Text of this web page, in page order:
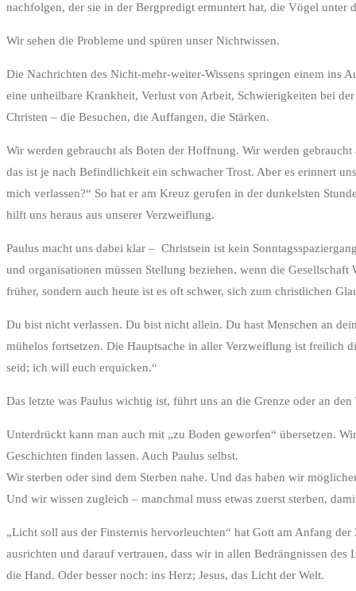
nachfolgen, der sie in der Bergpredigt ermuntert hat, die Vögel
Wir sehen die Probleme und spüren unser Nichtwissen.
Die Nachrichten des Nicht-mehr-weiter-Wissens springen einem ins
eine unheilbare Krankheit, Verlust von Arbeit, Schwierigkeiten bei
Christen – die Besuchen, die Auffangen, die Stärken.
Wir werden gebraucht als Boten der Hoffnung. Wir werden
das ist je nach Befindlichkeit ein schwacher Trost. Aber es erinnert
mich verlassen?“ So hat er am Kreuz gerufen in der dunkelsten
hilft uns heraus aus unserer Verzweiflung.
Paulus macht uns dabei klar – Christsein ist kein
und organisationen müssen Stellung beziehen, wenn die
früher, sondern auch heute ist es oft schwer, sich zum christlichen
Du bist nicht verlassen. Du bist nicht allein. Du hast Menschen an
mühelos fortsetzen. Die Hauptsache in aller Verzweiflung ist freilich
seid; ich will euch erquicken.“
Das letzte was Paulus wichtig ist, führt uns an die Grenze oder an
Unterdrückt kann man auch mit „zu Boden geworfen“ übersetzen.
Geschichten finden lassen. Auch Paulus selbst.
Wir sterben oder sind dem Sterben nahe. Und das haben wir
Und wir wissen zugleich – manchmal muss etwas zuerst sterben,
„Licht soll aus der Finsternis hervorleuchten“ hat Gott am Anfang
ausrichten und darauf vertrauen, dass wir in allen Bedrängnissen
die Hand. Oder besser noch: ins Herz; Jesus, das Licht der Welt.